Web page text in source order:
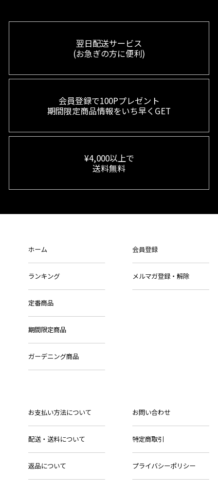
翌日配送サービス
(お急ぎの方に便利)
会員登録で100Pプレゼント
期間限定商品情報をいち早くGET
¥4,000以上で
送料無料
ホーム
ランキング
定番商品
期間限定商品
ガーデニング商品
会員登録
メルマガ登録・解除
お支払い方法について
配送・送料について
返品について
お問い合わせ
特定商取引
プライバシーポリシー